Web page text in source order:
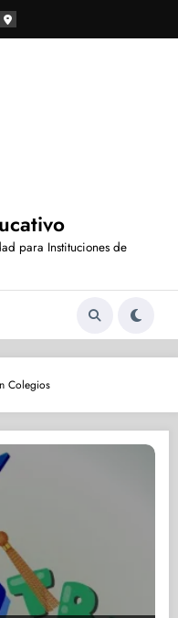
para Instituciones de
Colegios